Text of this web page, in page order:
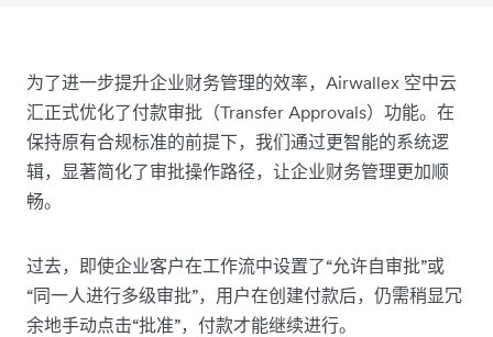
为了进一步提升企业财务管理的效率，Airwallex 空中云
汇正式优化了付款审批（Transfer Approvals）功能。在
保持原有合规标准的前提下，我们通过更智能的系统逻
辑，显著简化了审批操作路径，让企业财务管理更加顺
畅。
过去，即使企业客户在工作流中设置了“允许自审批”或
“同一人进行多级审批”，用户在创建付款后，仍需稍显冗
余地手动点击“批准”，付款才能继续进行。